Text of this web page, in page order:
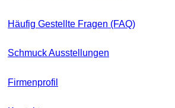
Häufig Gestellte Fragen (FAQ)
Schmuck Ausstellungen
Firmenprofil